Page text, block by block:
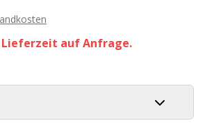
auf Anfrage.